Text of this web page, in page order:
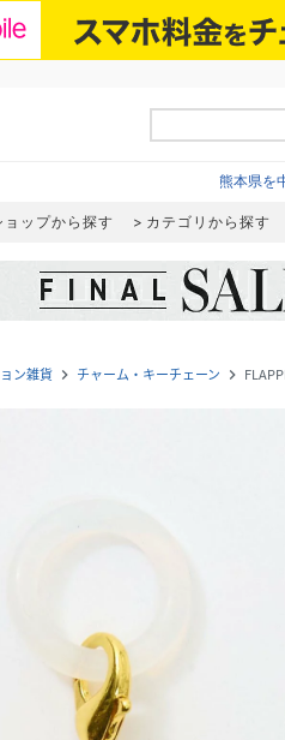
熊本県を
ョップから探す カテゴリから探す
ン雑貨 navigate_next チャーム・キーチェーン navigate_next